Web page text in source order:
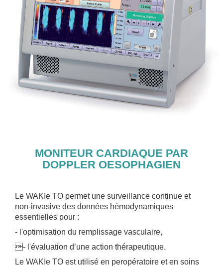
MONITEUR CARDIAQUE PAR
DOPPLER OESOPHAGIEN
Le WAKIe TO permet une surveillance continue et
non-invasive des données hémodynamiques
essentielles pour :
- l'optimisation du remplissage vasculaire,
- l'évaluation d’une action thérapeutique.
Le WAKIe TO est utilisé en peropératoire et en soins